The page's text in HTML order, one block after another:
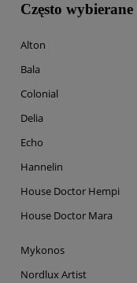
Często
Alton
Bala
Colonial
Delia
Echo
Hannelin
House Doctor Hempi
House Doctor Mara
Mykonos
Nordlux Artist